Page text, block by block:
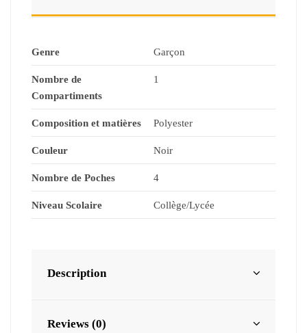
Genre Garçon
Nombre de
Compartiments
1
Composition et matières Polyester
Couleur Noir
Nombre de Poches 4
Niveau Scolaire Collège/Lycée
Description
Reviews (0)